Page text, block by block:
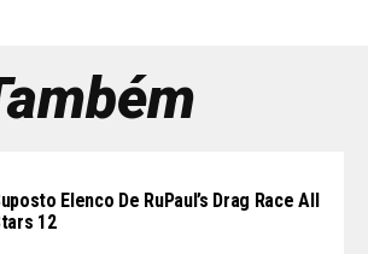
Elenco De RuPaul’s Drag Race All
12